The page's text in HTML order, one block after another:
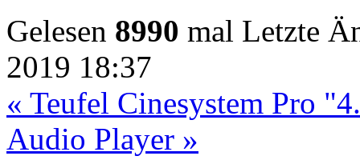
Gelesen 8990 mal Letzte
2019 18:37
« Teufel Cinesystem Pro
Audio Player »